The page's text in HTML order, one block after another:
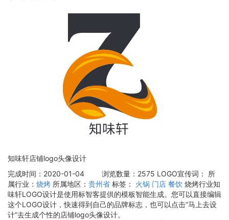
知味轩店铺logo头像设计
完成时间：2020-01-04
浏览数量：2575 LOGO宣传词：
所
属行业： 烧烤 所属地区： 贵州省 标签： 火锅 门店 餐饮 烧烤行业知
味轩LOGO设计是使用标智客提供的模板智能生成。您可以直接编辑
这个LOGO设计，快速得到自己的品牌标志，也可以点击“马上去设
计”去生成个性的店铺logo头像设计。